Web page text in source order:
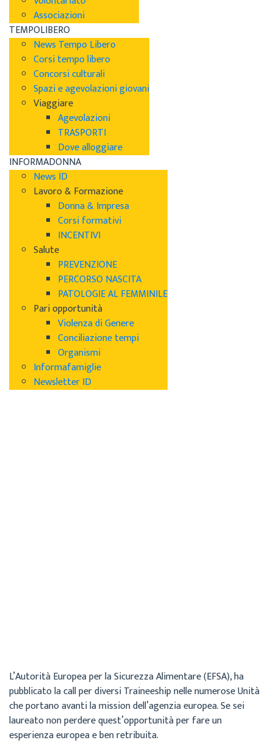
Associazioni
TEMPOLIBERO
News Tempo Libero
Corsi tempo libero
Concorsi culturali
Spazi e agevolazioni giovani
Viaggiare
Agevolazioni
TRASPORTI
Dove alloggiare
INFORMADONNA
News ID
Lavoro & Formazione
Donna & Impresa
Corsi formativi
INCENTIVI
Salute
PREVENZIONE
PERCORSO NASCITA
PATOLOGIE AL FEMMINILE
Pari opportunità
Violenza di Genere
Conciliazione tempi
Organismi
Informafamiglie
Newsletter ID
L’Autorità Europea per la Sicurezza Alimentare (EFSA), ha
pubblicato la call per diversi Traineeship nelle numerose Unità
che portano avanti la mission dell’agenzia europea. Se sei
laureato non perdere quest’opportunità per fare un
esperienza europea e ben retribuita.